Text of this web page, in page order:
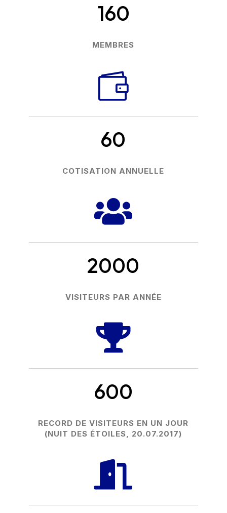
160
MEMBRES

60
COTISATION ANNUELLE

2000
VISITEURS PAR ANNÉE

600
RECORD DE VISITEURS EN UN JOUR
(NUIT DES ÉTOILES, 20.07.2017)
